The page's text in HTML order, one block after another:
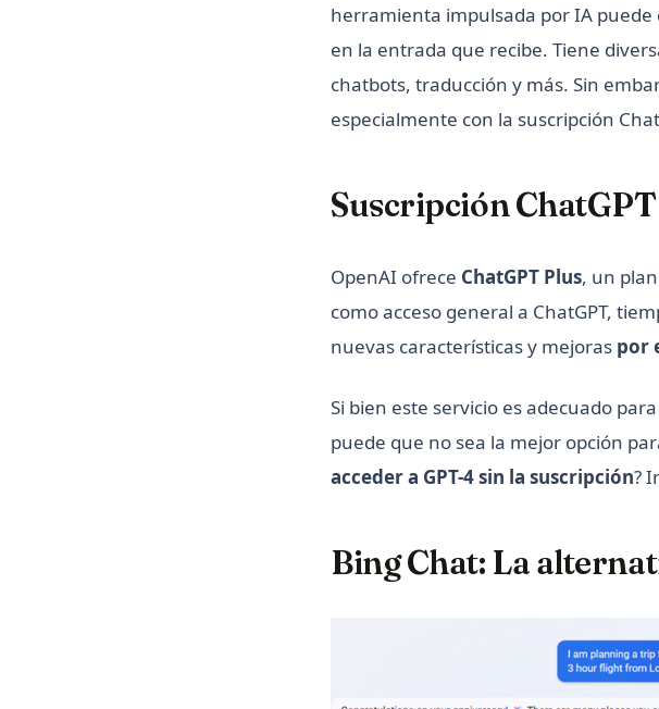
herramienta impulsada por IA
en la entrada que recibe. Tiene
chatbots, traducción y más. Sin
especialmente con la suscripción
Suscripción
OpenAI ofrece ChatGPT Plus, un
como acceso general a ChatGPT,
nuevas características y mejoras por
Si bien este servicio es adecuado
puede que no sea la mejor opción
acceder a GPT-4 sin la suscripción?
Bing Chat: La